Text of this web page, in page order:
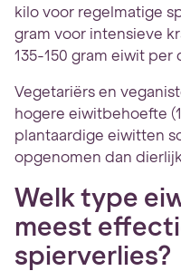
kilo voor regelmatige
gram voor intensieve
135-150 gram eiwit per
Vegetariërs en
hogere eiwitbehoefte
plantaardige eiwitten
opgenomen dan
Welk type
meest
spierverlies?